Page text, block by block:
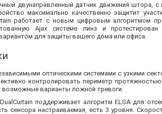
двунаправленный датчик движения штора,
максимально качественно защитит
работает с новым цифровым алгоритмом
Ajax системe линз и
для защиты вашего дома или офиса.
оптическими системами с узкими
контролировать периметр
возможные варианты ложной тревоги.
поддерживает алгоритм ELSA для
сенсора настраиваемая, есть 3 уровня.